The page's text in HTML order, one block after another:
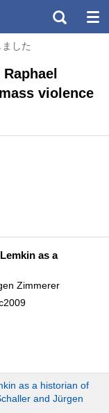
した
violence
as a
Zimmerer
as a historian of
and Jürgen